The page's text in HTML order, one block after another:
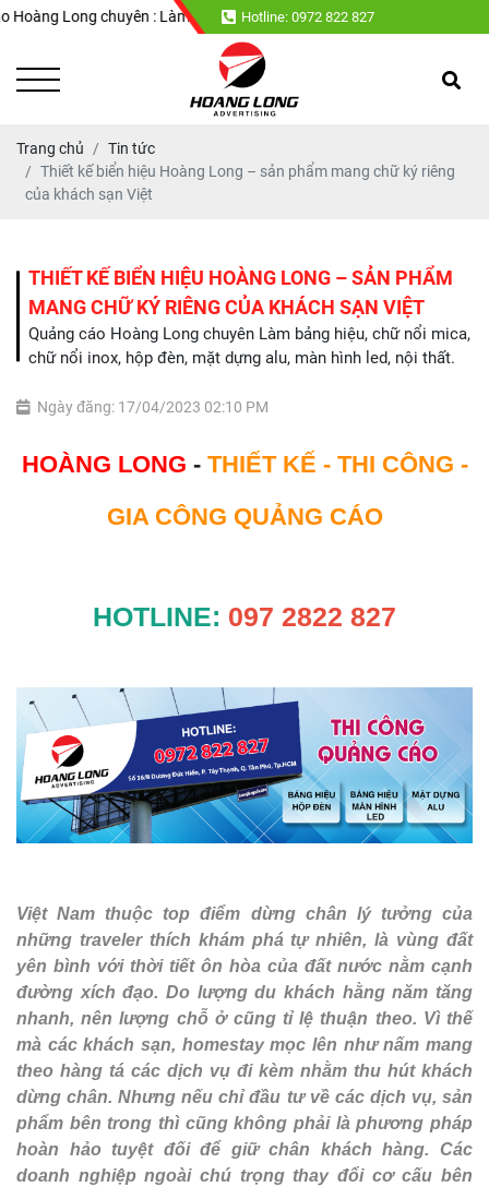
Long chuyên : Làm bảng hiệu, chữ nổi mica, chữ nổi inox, hộp đèn,
Hotline: 0972 822 827
Trang chủ
Tin tức
Thiết kế biển hiệu Hoàng Long – sản phẩm mang chữ ký riêng
của khách sạn Việt
THIẾT KẾ BIỂN HIỆU HOÀNG LONG – SẢN PHẨM
MANG CHỮ KÝ RIÊNG CỦA KHÁCH SẠN VIỆT
Quảng cáo Hoàng Long chuyên Làm bảng hiệu, chữ nổi mica,
chữ nổi inox, hộp đèn, mặt dựng alu, màn hình led, nội thất.
Ngày đăng: 17/04/2023 02:10 PM
HOÀNG LONG - THIẾT KẾ - THI CÔNG -
GIA CÔNG QUẢNG CÁO
HOTLINE: 097 2822 827
Việt Nam thuộc top điểm dừng chân lý tưởng của
những traveler thích khám phá tự nhiên, là vùng đất
yên bình với thời tiết ôn hòa của đất nước nằm cạnh
đường xích đạo. Do lượng du khách hằng năm tăng
nhanh, nên lượng chỗ ở cũng tỉ lệ thuận theo. Vì thế
mà các khách sạn, homestay mọc lên như nấm mang
theo hàng tá các dịch vụ đi kèm nhằm thu hút khách
dừng chân. Nhưng nếu chỉ đầu tư về các dịch vụ, sản
phẩm bên trong thì cũng không phải là phương pháp
hoàn hảo tuyệt đối để giữ chân khách hàng. Các
doanh nghiệp ngoài chú trọng thay đổi cơ cấu bên